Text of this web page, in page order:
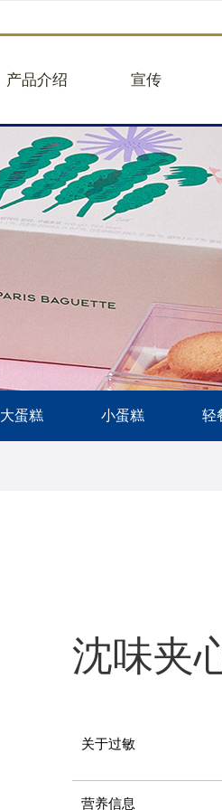
产品介绍
企业团购
蛋糕图册25版
面包
大蛋糕
商品
宣传
往期活动
往期新闻
品牌合作
大蛋糕 小蛋糕 轻
沈味夹
关于过敏
营养信息